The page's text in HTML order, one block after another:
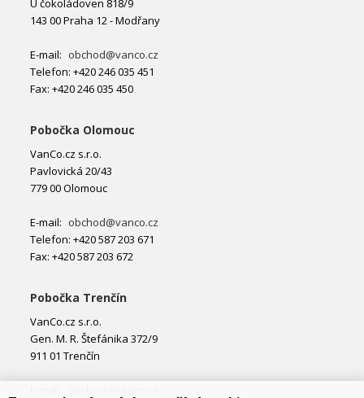
U čokoládoven 818/9
143 00 Praha 12 - Modřany
E-mail: obchod@vanco.cz
Telefon: +420 246 035 451
Fax: +420 246 035 450
Pobočka Olomouc
VanCo.cz s.r.o.
Pavlovická 20/43
779 00 Olomouc
E-mail: obchod@vanco.cz
Telefon: +420 587 203 671
Fax: +420 587 203 672
Pobočka Trenčín
VanCo.cz s.r.o.
Gen. M. R. Štefánika 372/9
911 01 Trenčín